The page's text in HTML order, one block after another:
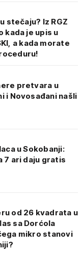
stečaju? Iz RGZ
kada je upis u
a kada morate
pretvara u
i Novosađani našli
u Sokobanji:
7 ari daju gratis
od 26 kvadrata u
sa Dorćola
mikro stanovi